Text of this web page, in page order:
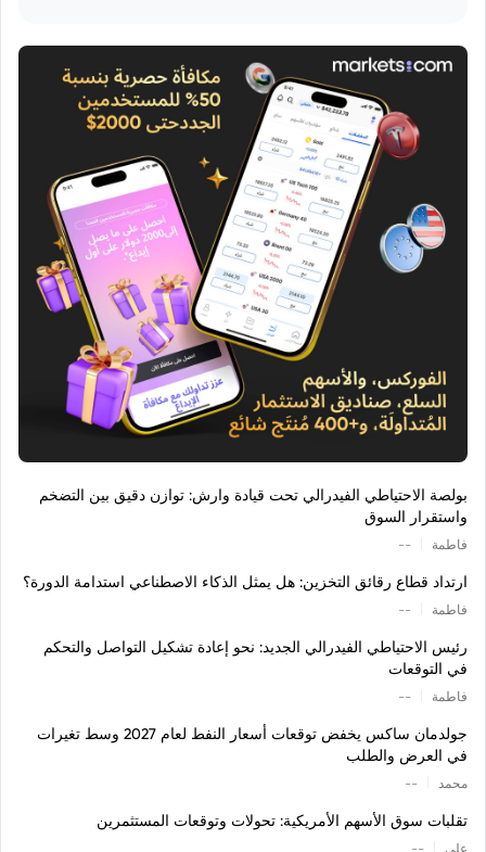
بولصة الاحتياطي الفيدرالي تحت قيادة وارش: توازن دقيق بين التضخم
واستقرار السوق
فاطمة --
ارتداد قطاع رقائق التخزين: هل يمثل الذكاء الاصطناعي استدامة الدورة؟
فاطمة --
رئيس الاحتياطي الفيدرالي الجديد: نحو إعادة تشكيل التواصل والتحكم
في التوقعات
فاطمة --
جولدمان ساكس يخفض توقعات أسعار النفط لعام 2027 وسط تغيرات
في العرض والطلب
محمد --
تقلبات سوق الأسهم الأمريكية: تحولات وتوقعات المستثمرين
علي --